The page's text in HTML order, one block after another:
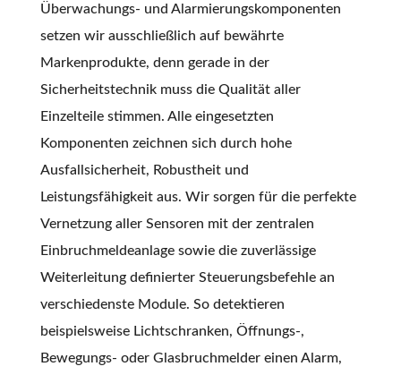
Überwachungs- und Alarmierungskomponenten
setzen wir ausschließlich auf bewährte
Markenprodukte, denn gerade in der
Sicherheitstechnik muss die Qualität aller
Einzelteile stimmen. Alle eingesetzten
Komponenten zeichnen sich durch hohe
Ausfallsicherheit, Robustheit und
Leistungsfähigkeit aus. Wir sorgen für die perfekte
Vernetzung aller Sensoren mit der zentralen
Einbruchmeldeanlage sowie die zuverlässige
Weiterleitung definierter Steuerungsbefehle an
verschiedenste Module. So detektieren
beispielsweise Lichtschranken, Öffnungs-,
Bewegungs- oder Glasbruchmelder einen Alarm,